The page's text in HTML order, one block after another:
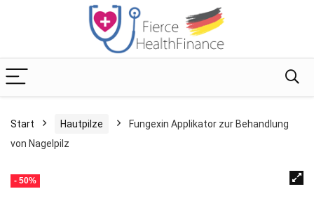
Start Hautpilze
Fungexin Applikator zur Behandlung
von Nagelpilz
- 50%